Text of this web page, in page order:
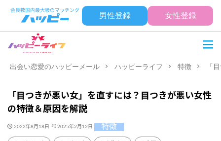
男性登録 女性登録
出会い恋愛のハッピーメール ハッピーライフ 特徴 「
「目つきが悪い女」を直すには？目つきが悪い女性
の特徴＆原因を解説
2022年8月18日 2025年2月12日 特徴